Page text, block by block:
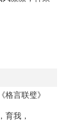
言联璧》
育我，